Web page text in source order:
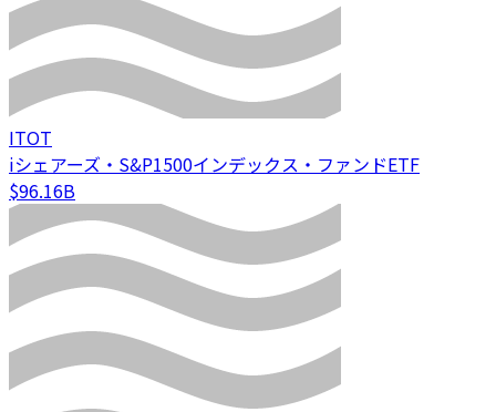
ITOT
iシェアーズ・S&P1500インデックス・ファンドETF
$96.16B